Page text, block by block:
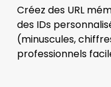
Créez des URL
des IDs
(minuscules,
professionnels